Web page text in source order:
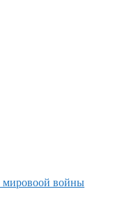
мировоой войны